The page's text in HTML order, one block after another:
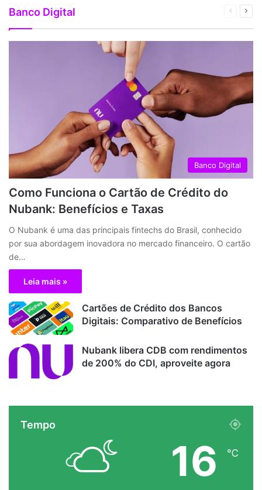
Banco Digital
Página
Banco Digital
Como Funciona o Cartão de Crédito do
Nubank: Benefícios e Taxas
O Nubank é uma das principais fintechs do Brasil, conhecido
por sua abordagem inovadora no mercado financeiro. O cartão
de…
Leia mais »
Cartões de Crédito dos Bancos
Digitais: Comparativo de Benefícios
Nubank libera CDB com rendimentos
de 200% do CDI, aproveite agora
Tempo
16 ℃